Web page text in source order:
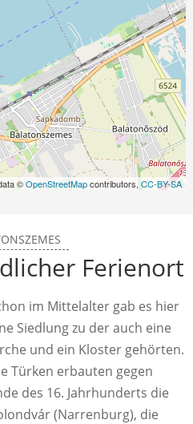
©OpenStreetMapcontributors, CC-BY-SA
Ferienort
im Mittelalter gab es hier
Siedlung zu der auch eine
und ein Kloster gehörten.
Türken erbauten gegen
des 16. Jahrhunderts die
(Narrenburg), die